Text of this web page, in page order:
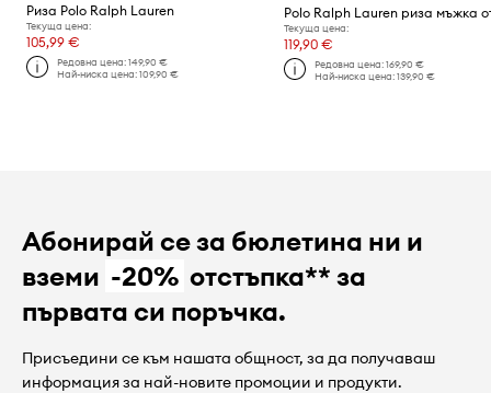
Риза Polo Ralph Lauren
Текуща цена:
105,99 €
Редовна цена:149,90 €
Най-ниска цена:109,90 €
Текуща цена:
119,90 €
Редовна цена: 169,90 €
Най-ниска цена: 139,90 €
Абонирай се за бюлетина ни и
вземи -20% отстъпка** за
първата си поръчка.
Присъедини се към нашата общност, за да получаваш
информация за най-новите промоции и продукти.